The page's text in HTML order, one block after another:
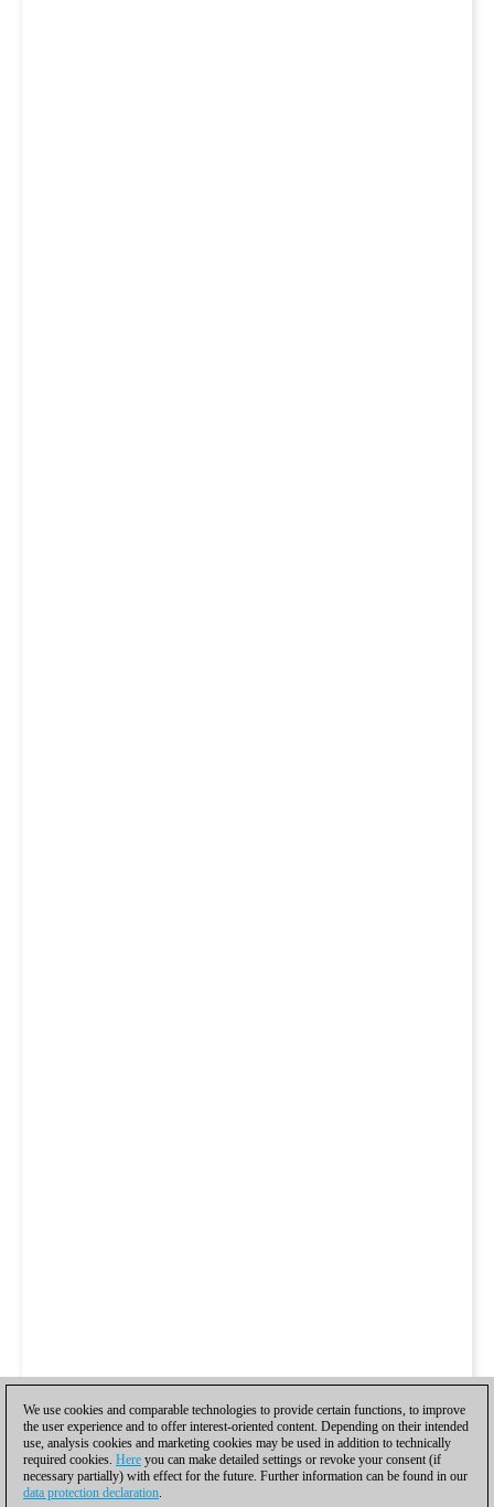
We use cookies and comparable technologies to provide certain functions, to improve
the user experience and to offer interest-oriented content. Depending on their intended
use, analysis cookies and marketing cookies may be used in addition to technically
required cookies. Here you can make detailed settings or revoke your consent (if
necessary partially) with effect for the future. Further information can be found in our
data protection declaration.